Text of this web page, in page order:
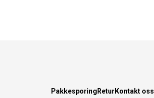
Pakkesporing Retur Kontakt oss